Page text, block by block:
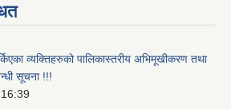
व्यक्तिहरुको पालिकास्तरीय अभिमूखीकरण तथा
सूचना !!!